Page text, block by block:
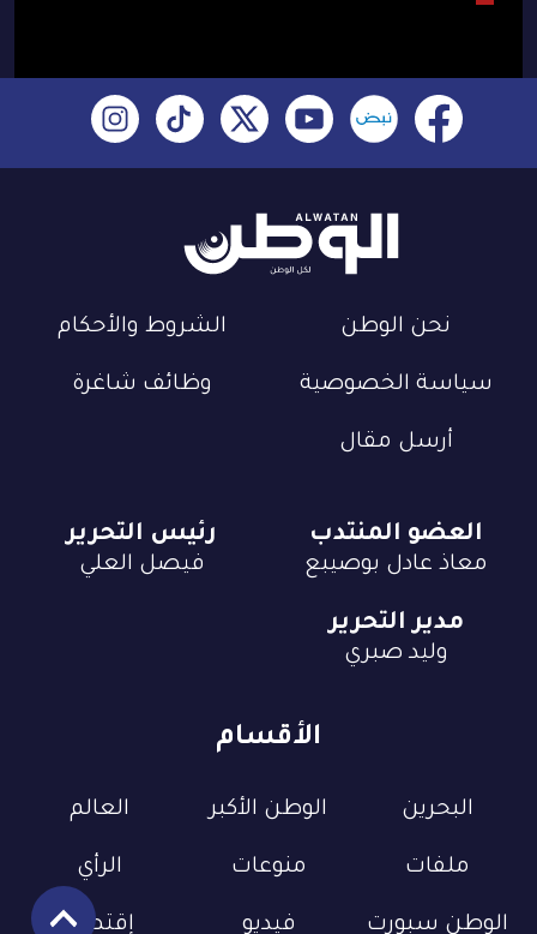
نحن الوطن الشروط والأحكام
سياسة الخصوصية وظائف شاغرة
أرسل مقال
الأقسام
البحرين الوطن الأكبر العالم
ملفات منوعات الرأي
الوطن سبورت فيديو إقتصاد
العضو المنتدب
معاذ عادل بوصيبع
رئيس التحرير
فيصل العلي
مدير التحرير
وليد صبري